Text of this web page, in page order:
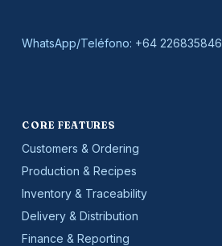
WhatsApp/Teléfono: +64 226835846
CORE FEATURES
Customers & Ordering
Production & Recipes
Inventory & Traceability
Delivery & Distribution
Finance & Reporting